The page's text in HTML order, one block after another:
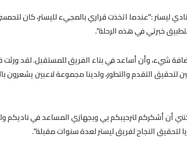
ليستر :"عندما اتخذت قراري بالمجيء لليستر، كان
خبرتي في هذه الرحلة".
شيء، وأن أساعد في بناء الفريق للمستقبل. لقد ورثت
لتحقيق التقدم والتطور، ولدينا مجموعة لاعبين يشعرون
أن أشكركم لترحيبكم بي وبجهازي المساعد في
النجاح لفريق ليستر لعدة سنوات مقبلة".